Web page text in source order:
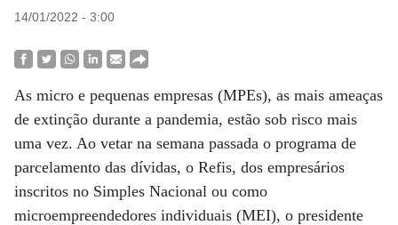
14/01/2022 - 3:00
As micro e pequenas empresas (MPEs), as mais ameaças
de extinção durante a pandemia, estão sob risco mais
uma vez. Ao vetar na semana passada o programa de
parcelamento das dívidas, o Refis, dos empresários
inscritos no Simples Nacional ou como
microempreendedores individuais (MEI), o presidente